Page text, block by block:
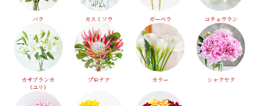
バラ カスミソウ ガーベラ コチョウラン
カサブランカ
（ユリ）
プロテア カラー シャクヤク